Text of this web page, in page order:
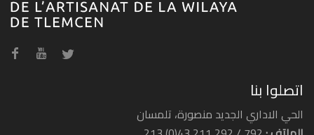
وكالة السفر بوماريا ترافل
اتصلوا بنا
الحي الاداري الجديد منصورة، تلمسان